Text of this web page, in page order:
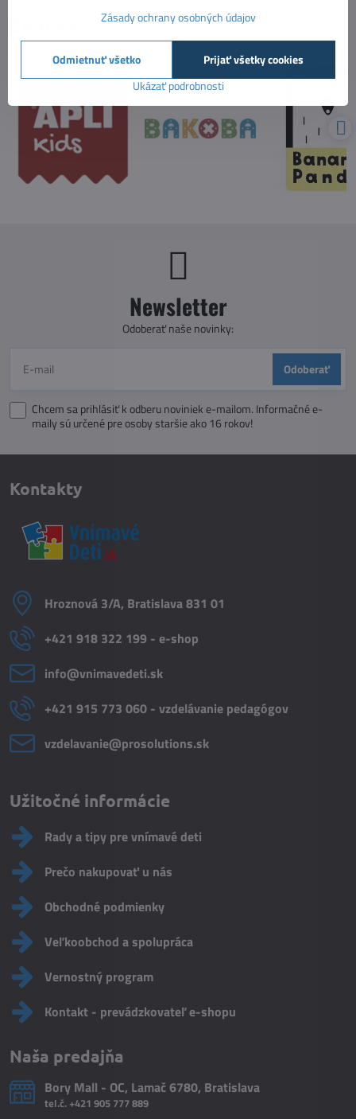
Newsletter
Odoberať naše novinky:
Odoberať
Chcem sa prihlásiť k odberu noviniek e-mailom. Informačné e-
maily sú určené pre osoby staršie ako 16 rokov!
Kontakty
Hroznová 3/A, Bratislava 831 01
+421 918 322 199 - e-shop
info​@vnimavedeti​.sk
+421 915 773 060 - vzdelávanie pedagógov
vzdelavanie​@prosolutions​.sk
Užitočné informácie
Rady a tipy pre vnímavé deti
Prečo nakupovať u nás
Obchodné podmienky
Veľkoobchod a spolupráca
Vernostný program
Kontakt - prevádzkovateľ e-shopu
Naša predajňa
Bory Mall - OC, Lamač 6780, Bratislava
tel.č.+421 905 777 889
Zásady ochrany osobných údajov
Ukázať podrobnosti
Prijať všetky cookies
Odmietnuť všetko